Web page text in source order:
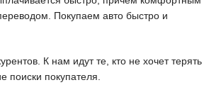
Покупаем авто быстро и
К нам идут те, кто не хочет терять
поиски покупателя.